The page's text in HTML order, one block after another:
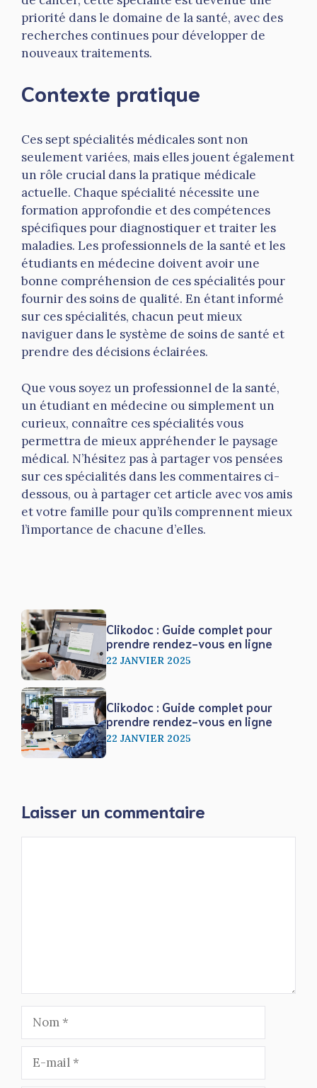
priorité dans le domaine de la santé, avec des
recherches continues pour développer de
nouveaux traitements.
Contexte pratique
Ces sept spécialités médicales sont non
seulement variées, mais elles jouent également
un rôle crucial dans la pratique médicale
actuelle. Chaque spécialité nécessite une
formation approfondie et des compétences
spécifiques pour diagnostiquer et traiter les
maladies. Les professionnels de la santé et les
étudiants en médecine doivent avoir une
bonne compréhension de ces spécialités pour
fournir des soins de qualité. En étant informé
sur ces spécialités, chacun peut mieux
naviguer dans le système de soins de santé et
prendre des décisions éclairées.
Que vous soyez un professionnel de la santé,
un étudiant en médecine ou simplement un
curieux, connaître ces spécialités vous
permettra de mieux appréhender le paysage
médical. N’hésitez pas à partager vos pensées
sur ces spécialités dans les commentaires ci-
dessous, ou à partager cet article avec vos amis
et votre famille pour qu’ils comprennent mieux
l’importance de chacune d’elles.
Clikodoc : Guide complet pour
prendre rendez-vous en ligne
22 JANVIER 2025
Clikodoc : Guide complet pour
prendre rendez-vous en ligne
22 JANVIER 2025
Laisser un commentaire
mail